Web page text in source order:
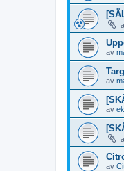
av
av
av
av